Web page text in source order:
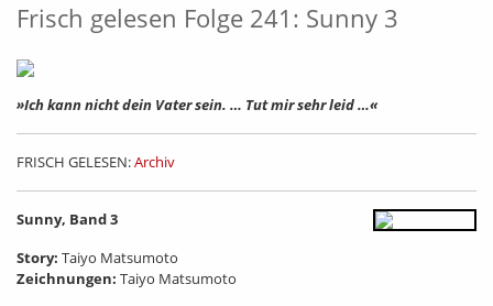
Frisch gelesen Folge 241: Sunny 3
»Ich kann nicht dein Vater sein. … Tut mir sehr leid …«
FRISCH GELESEN:Archiv
Sunny, Band 3
Story: Taiyo Matsumoto
Zeichnungen: Taiyo Matsumoto